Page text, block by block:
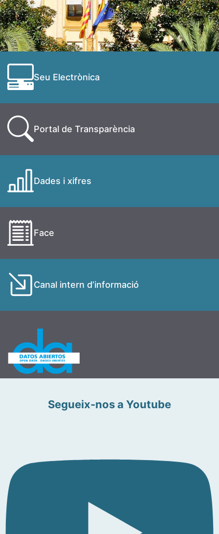
Seu Electrònica
Portal de Transparència
Dades i xifres
Face
Canal intern d’informació
Segueix-nos a Youtube